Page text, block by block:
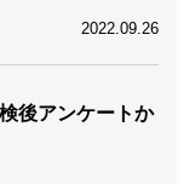
2022.09.26
後アンケートか